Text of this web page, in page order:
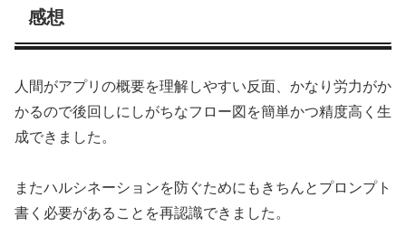
感想
人間がアプリの概要を理解しやすい反面、かなり労力がか
かるので後回しにしがちなフロー図を簡単かつ精度高く生
成できました。
またハルシネーションを防ぐためにもきちんとプロンプト
書く必要があることを再認識できました。